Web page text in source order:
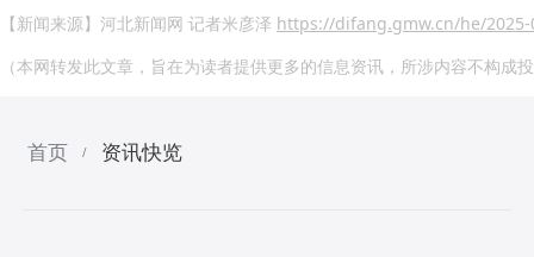
【新闻来源】河北新闻网 记者米彦泽 https://difang.gmw.cn/he/
（本网转发此文章，旨在为读者提供更多的信息资讯，所涉内容不构
首页 / 资讯快览